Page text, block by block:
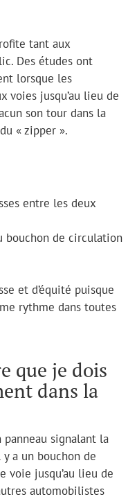
tant aux
Des études ont
lorsque les
jusqu’au lieu de
son tour dans la
« zipper ».
entre les deux
de circulation
et d’équité puisque
rythme dans toutes
que je dois
dans la
panneau signalant la
a un bouchon de
voie jusqu’au lieu de
automobilistes